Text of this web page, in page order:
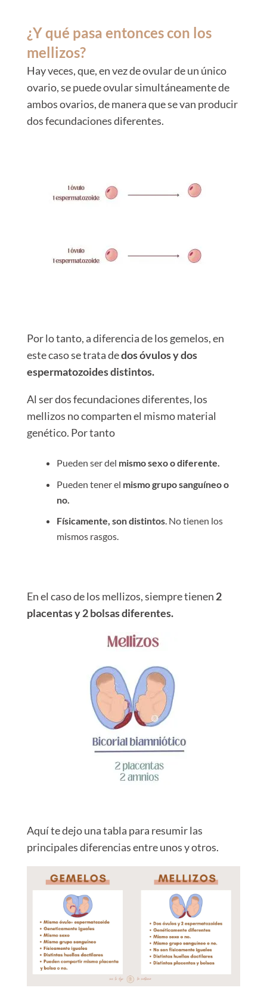
¿Y qué pasa entonces con los
mellizos?
Hay veces, que, en vez de ovular de un único
ovario, se puede ovular simultáneamente de
ambos ovarios, de manera que se van producir
dos fecundaciones diferentes.
Por lo tanto, a diferencia de los gemelos, en
este caso se trata dedos óvulos y dos
espermatozoides distintos.
Al ser dos fecundaciones diferentes, los
mellizos no comparten el mismo material
genético. Por tanto
Pueden ser del mismo sexo o diferente.
Pueden tener el mismo grupo sanguíneo o
no.
Físicamente, son distintos. No tienen los
mismos rasgos.
En el caso de los mellizos, siempre tienen 2
placentas y 2 bolsas diferentes.
Aquí te dejo una tabla para resumir las
principales diferencias entre unos y otros.